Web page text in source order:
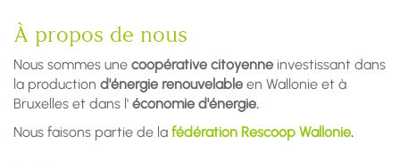
À propos de nous
Nous sommes une coopérative citoyenne investissant dans
la production d'énergie renouvelable en Wallonie et à
Bruxelles et dans l' économie d'énergie.
Nous faisons partie de la fédération Rescoop Wallonie.